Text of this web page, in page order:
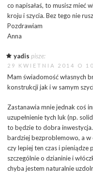
co napisałaś, to musisz mieć
kroju i szycia. Bez tego nie
Pozdrawiam
Anna
yadis pisze:
29 KWIETNIA 2014 O
Mam świadomość własnych
konstrukcji jak i w samym
Zastanawia mnie jednak coś
uzupełnienie tych luk (np.
to będzie to dobra
bardziej bezproblemowo, a w
czy lepiej ten czas i pieniądze
szczególnie o dzianinie i
chyba jestem naturalnie